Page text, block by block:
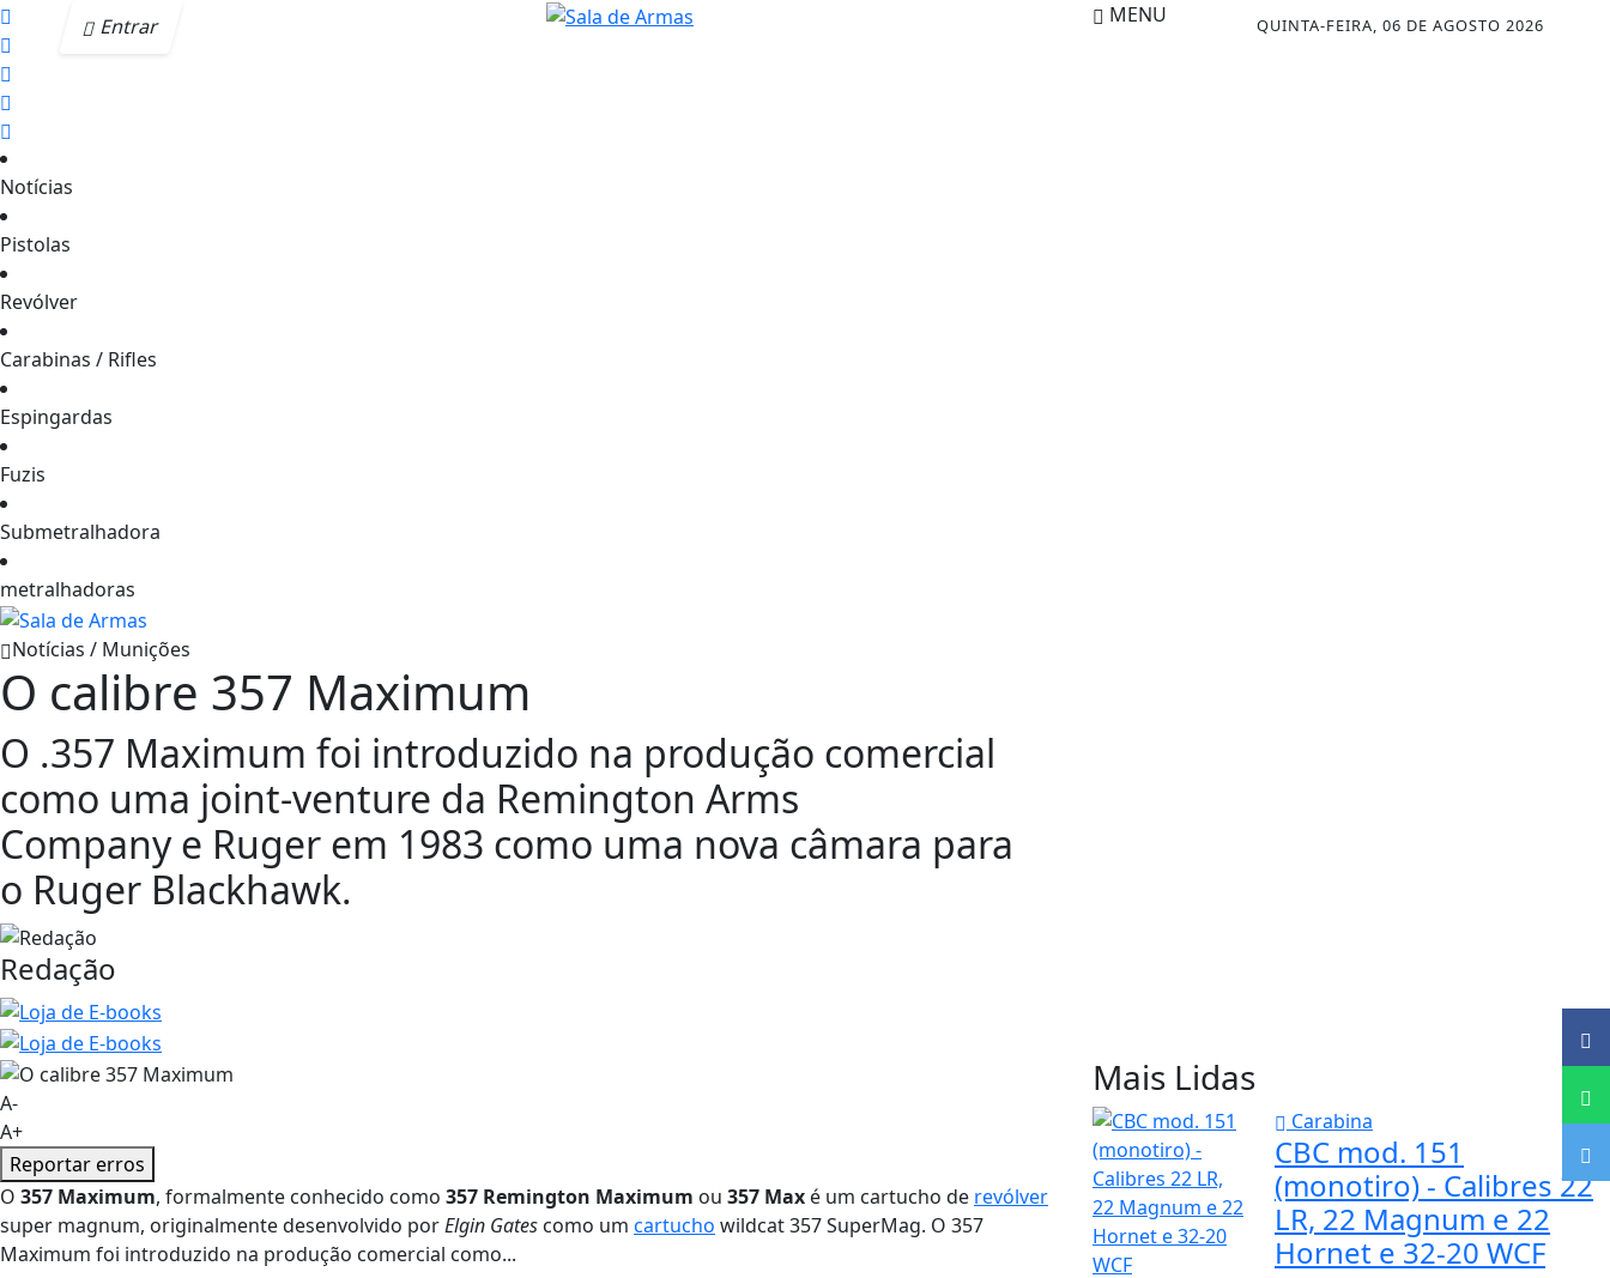
Entrar QUINTA-FEIRA, 06 DE AGOSTO 2026
MENU
Notícias
Pistolas
Revólver
Carabinas / Rifles
Espingardas
Fuzis
Submetralhadora
metralhadoras
Notícias / Munições
O calibre 357 Maximum
O .357 Maximum foi introduzido na produção comercial
como uma joint-venture da Remington Arms
Company e Ruger em 1983 como uma nova câmara para
o Ruger Blackhawk.
Redação
A-
A+
Reportar erros
O 357 Maximum, formalmente conhecido como 357 Remington Maximum ou 357 Max é um cartucho de revólver
super magnum, originalmente desenvolvido porElgin Gates como um cartucho wildcat 357 SuperMag. O 357
Maximum foi introduzido na produção comercial como...
Mais Lidas
Carabina
CBC mod. 151
(monotiro) - Calibres 22
LR, 22 Magnum e 22
Hornet e 32-20 WCF